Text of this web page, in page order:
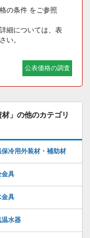
の条件 をご参照
細については、表
い。
公表価格の調査
」の他のカテゴリ
保冷用外装材・補助材
金具
金具
温水器